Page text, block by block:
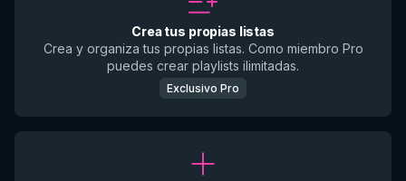
Crea tus propias listas
Crea y organiza tus propias listas. Como miembro Pro
puedes crear playlists ilimitadas.
Exclusivo Pro